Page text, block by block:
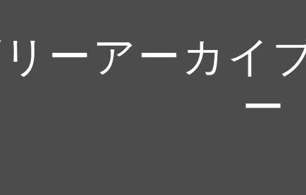
ーアーカイ
ー